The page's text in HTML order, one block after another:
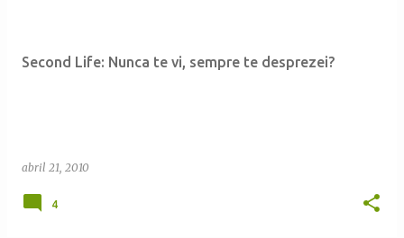
Second Life: Nunca te vi, sempre te desprezei?
abril 21, 2010
4